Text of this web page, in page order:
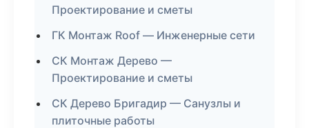
Проектирование и сметы
ГК Монтаж Roof — Инженерные сети
СК Монтаж Дерево —
Проектирование и сметы
СК Дерево Бригадир — Санузлы и
плиточные работы